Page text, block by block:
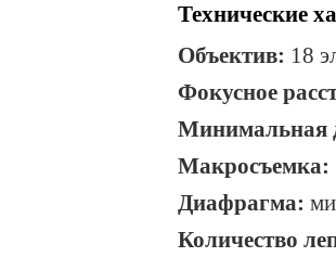
Технические
Объектив: 18
Фокусное
Минимальная
Макросъемка:
Диафрагма:
Количество